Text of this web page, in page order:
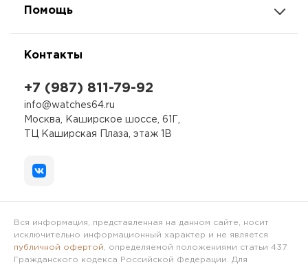
Помощь
Контакты
+7 (987) 811-79-92
info@watches64.ru
Москва, Каширское шоссе, 61Г,
ТЦ Каширская Плаза, этаж 1В
Вся информация, представленная на данном сайте, носит
исключительно информационный характер и не является
публичной офертой , определяемой положениями статьи 437
Гражданского кодекса Российской Федерации. Для